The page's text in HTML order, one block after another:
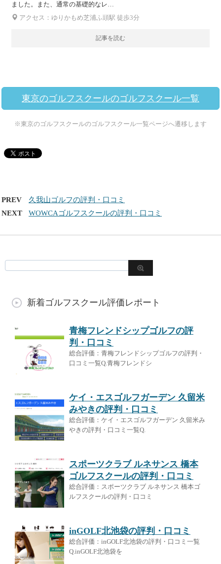
ました。また、通常の基礎的なレ…
アクセス：ゆりかもめ芝浦ふ頭駅 徒歩3分
記事を読む
東京のゴルフスクールのゴルフスクール一覧
※東京のゴルフスクールのゴルフスクール一覧ページへ遷移します
PREV
久我山ゴルフの評判・口コミ
NEXT
WOWCAゴルフスクールの評判・口コミ
新着ゴルフスクール評価レポート
青梅フレンドシップゴルフの評
判・口コミ
総合評価：青梅フレンドシップゴルフの評判・
口コミ一覧Q.青梅フレンドシ
ケイ・エスゴルフガーデン 久留米
みやきの評判・口コミ
総合評価：ケイ・エスゴルフガーデン 久留米み
やきの評判・口コミ一覧Q.
スポーツクラブ ルネサンス 橋本
ゴルフスクールの評判・口コミ
総合評価：スポーツクラブ ルネサンス 橋本ゴ
ルフスクールの評判・口コミ
inGOLF北池袋の評判・口コミ
総合評価：inGOLF北池袋の評判・口コミ一覧
Q.inGOLF北池袋を